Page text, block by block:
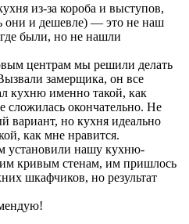
из-за короба и выступов,
они и дешевле) — это не наш
были, но не нашли
центрам мы решили делать
замерщика, он все
кухню именно такой, как
сложилась окончательно. Не
вариант, но кухня идеально
как мне нравится.
установили нашу кухню-
кривым стенам, им пришлось
шкафчиков, но результат